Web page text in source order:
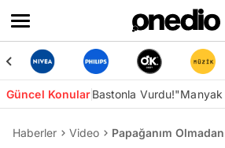
Güncel KonularBastonla Vurdu!"Manyak
Haberler Video Papağanım